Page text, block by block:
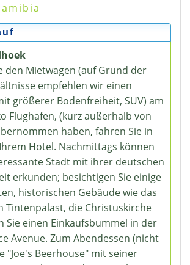
den Mietwagen (auf Grund der
empfehlen wir einen
größerer Bodenfreiheit, SUV) am
Flughafen, (kurz außerhalb von
haben, fahren Sie in
Hotel. Nachmittags können
Stadt mit ihrer deutschen
erkunden; besichtigen Sie einige
historischen Gebäude wie das
Tintenpalast, die Christuskirche
Sie einen Einkaufsbummel in der
Avenue. Zum Abendessen (nicht
"Joe's Beerhouse" mit seiner